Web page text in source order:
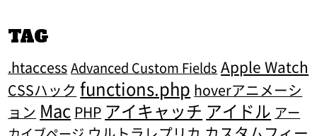
TAG
.htaccess Advanced Custom Fields Apple Watch
CSSハック functions.php hoverアニメーシ
ョン Mac PHP アイキャッチ アイドル アー